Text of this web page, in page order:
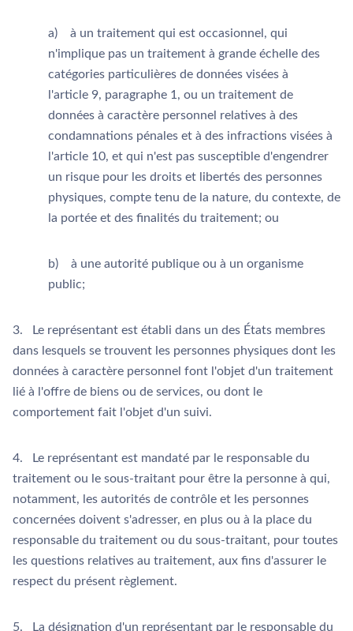
a) à un traitement qui est occasionnel, qui
n'implique pas un traitement à grande échelle des
catégories particulières de données visées à
l'article 9, paragraphe 1, ou un traitement de
données à caractère personnel relatives à des
condamnations pénales et à des infractions visées à
l'article 10, et qui n'est pas susceptible d'engendrer
un risque pour les droits et libertés des personnes
physiques, compte tenu de la nature, du contexte, de
la portée et des finalités du traitement; ou
b) à une autorité publique ou à un organisme
public;
3. Le représentant est établi dans un des États membres
dans lesquels se trouvent les personnes physiques dont les
données à caractère personnel font l'objet d'un traitement
lié à l'offre de biens ou de services, ou dont le
comportement fait l'objet d'un suivi.
4. Le représentant est mandaté par le responsable du
traitement ou le sous-traitant pour être la personne à qui,
notamment, les autorités de contrôle et les personnes
concernées doivent s'adresser, en plus ou à la place du
responsable du traitement ou du sous-traitant, pour toutes
les questions relatives au traitement, aux fins d'assurer le
respect du présent règlement.
5. La désignation d'un représentant par le responsable du